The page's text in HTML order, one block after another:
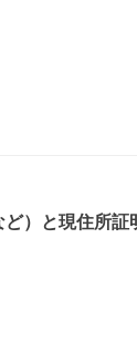
）と現住所